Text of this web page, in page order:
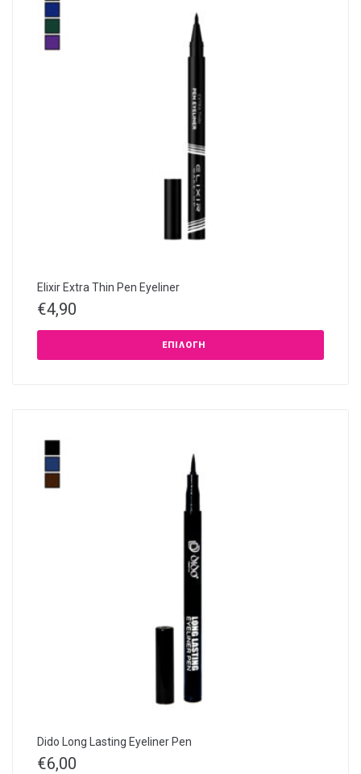
Elixir Extra Thin Pen Eyeliner
€4,90
ΕΠΙΛΟΓΉ
Dido Long Lasting Eyeliner Pen
€6,00